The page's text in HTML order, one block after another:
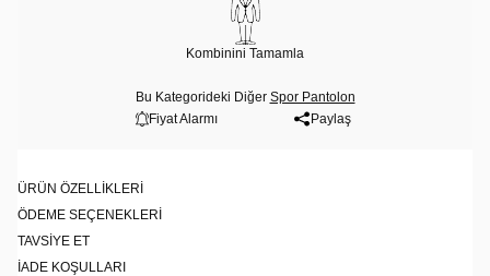
Kombinini Tamamla
Bu Kategorideki Diğer Spor Pantolon
Fiyat Alarmı
Paylaş
ÜRÜN ÖZELLIKLERI
ÖDEME SEÇENEKLERI
TAVSIYE ET
İADE KOŞULLARI